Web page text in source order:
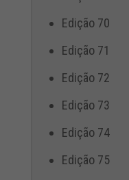
Edição 70
Edição 71
Edição 72
Edição 73
Edição 74
Edição 75